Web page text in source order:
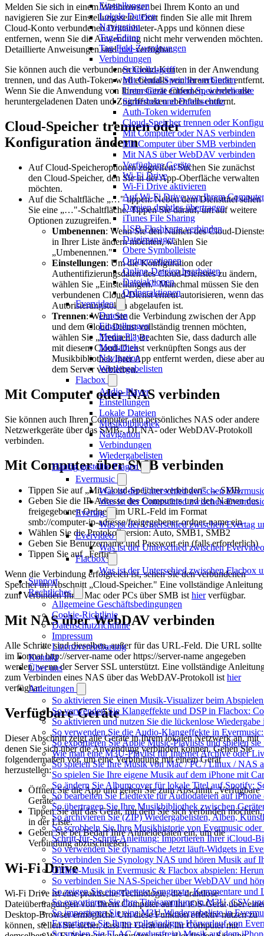
Einstellungen
Lokale Dateien
Navigation
Tag-Editor
Tag-Feld-Zuordnungen
Verbindungen
Schnellzugriff
Mit Cloud-Speicher verbinden
Unterstützte Cloud-Speicherdienste
Sicherheit und Datenschutz
Auth-Token widerrufen
Cloud-Speicher trennen oder
Mit Computer oder NAS verbinden
Mit Computer über SMB verbinden
Mit NAS über WebDAV verbinden
Verfügbare Geräte
Wi-Fi Drive
Wi-Fi Drive aktivieren
Auf Wi-Fi Drive von Ihrem
Dateien drahtlos übertragen
iTunes File Sharing
USB-Flashkarte verbinden
Dateimanager
Obere Symbolleiste
Ordneroptionen
Online-Dateien bearbeiten
Dateiaktionen
Ordneraktionen
Evervideo
Dateien
Einstellungen
Media Player
Mediathek
Navigation
Wiedergabelisten
Flacbox
Audio-Player
Einstellungen
Lokale Dateien
Musikbibliothek
Navigation
Verbindungen
Wiedergabelisten
Häufig gestellte Fragen
Evermusic
Was ist der Unterschied zwischen
Was ist der Unterschied zwischen
Evertag
Was ist der Unterschied zwischen Evertag
Evervideo
Was ist der Unterschied zwischen
Flacbox
Was ist der Unterschied zwischen Flacbox
Support
Rechtliches
Allgemeine Geschäftsbedingungen
Cookie-Richtlinie
Datenschutzrichtlinie
Impressum
Lizenzvereinbarung
Kontakt
Über uns
Anleitungen
So aktivieren Sie einen Musik-Visualizer beim
So verwenden Sie Klangeffekte und DSP in Flacbox:
So aktivieren und nutzen Sie die lückenlose
So verwenden Sie die Audio-Klangeffekte in
So exportieren Sie Apple Music-Playlists und spielen
Wie man eine M3U-Playlist für Internet Archive oder
So spielen Sie Ihre Musik von Mac / PC / Linux / NAS
So spielen Sie Ihre eigene Musik auf dem iPhone mit
So ändern Sie Albumcover für lokale Titel auf Spotify:
So bearbeiten Sie Liedtexte für Audiodateien auf
So übertragen Sie Ihre Musikbibliothek zwischen
So archivieren Sie (ZIP) Wiedergabelisten, Alben,
So scrobbeln Sie Ihre Musikhistorie von Evermusic
Schritt-für-Schritt-Anleitung: Importieren Ihrer iCloud-
So verwenden Sie dynamische Jetzt läuft-Widgets in
So verbinden Sie Synology NAS und hören Musik auf
Offline-Musik in Evermusic & Flacbox abspielen:
So verbinden Sie NAS-Speicher über WebDAV und
So zeigen Sie eingebettete Songtexte, Kommentare
So exportieren Sie Ihre Titelsammlung in M3U, CSV
So importieren Sie eine M3U-Wiedergabeliste in
Exportieren Sie Ihren vollständigen Hörverlauf von
So spielen Sie FLAC (verlustfreie) Musik auf dem
Melden Sie sich in einem Webbrowser bei Ihrem Konto an und
navigieren Sie zur Einstellungsseite. Dort finden Sie alle mit Ihrem
Cloud-Konto verbundenen Drittanbieter-Apps und können diese
entfernen, wenn Sie die Anwendung nicht mehr verwenden möchten.
Detaillierte Anweisungen sindhierverfügbar.
Sie können auch die verbundenen Cloud-Konten in der Anwendung
trennen, und das Auth-Token wird ebenfalls von Ihrem Gerät entfernt.
Wenn Sie die Anwendung von Ihrem Gerät entfernen, werden alle
heruntergeladenen Daten und Zugriffstoken ebenfalls entfernt.
Cloud-Speicher trennen oder
Konfiguration ändern
Auf Cloud-Speicheroptionen zugreifen: Suchen Sie zunächst
den Cloud-Speicher, den Sie in der App-Oberfläche verwalten
möchten.
Auf die Schaltfläche „…" tippen: Neben dem Diensttitel sehen
Sie eine „…"-Schaltfläche. Tippen Sie darauf, um auf weitere
Optionen zuzugreifen.
Umbenennen: Wenn Sie den Namen des Cloud-
in Ihrer Liste ändern möchten, wählen Sie
„Umbenennen."
Einstellungen: Um die Konfiguration oder
Authentifizierungsdaten des Cloud-Dienstes zu ändern,
wählen Sie „Einstellungen." Manchmal müssen Sie den
verbundenen Cloud-Dienst erneut autorisieren, wenn das
Autorisierungstoken abgelaufen ist.
Trennen: Wenn Sie die Verbindung zwischen der App
und dem Cloud-Dienst vollständig trennen möchten,
wählen Sie „Trennen." Beachten Sie, dass dadurch alle
mit diesem Cloud-Dienst verknüpften Songs aus der
Musikbibliothek Ihrer App entfernt werden, diese aber
dem Server verbleiben.
Mit Computer oder NAS verbinden
Sie können auch Ihren Computer, ein persönliches NAS oder andere
Netzwerkgeräte über das SMB-, DLNA- oder WebDAV-Protokoll
verbinden.
Mit Computer über SMB verbinden
Tippen Sie auf „Mit Cloud-Speicher verbinden" → SMB.
Geben Sie die IP-Adresse des Computers und den Namen des
freigegebenen Ordners im URL-Feld im Format
smb://computer-ip-adresse/freigegebener-ordner-name ein
Wählen Sie die Protokollversion: Auto, SMB1, SMB2
Geben Sie Benutzername und Passwort ein (falls erforderlich)
Tippen Sie auf „Fertig."
Wenn die Verbindung erfolgreich ist, sehen Sie den verbundenen
Speicher im Abschnitt „Cloud-Speicher." Eine vollständige Anleitung
zum Verbinden Ihres Mac oder PCs über SMB ist hierverfügbar.
Mit NAS über WebDAV verbinden
Alle Schritte sind dieselben, außer für das URL-Feld. Die URL sollte
im Format http://server-name oder https://server-name angegeben
werden, wenn der Server SSL unterstützt. Eine vollständige
zum Verbinden eines NAS über das WebDAV-Protokoll ist hier
verfügbar.
Verfügbare Geräte
Dieser Abschnitt zeigt alle Geräte in Ihrem lokalen Netzwerk an, mit
denen Sie sich über die Anwendung verbinden können. Gehen Sie
folgendermaßen vor, um eine Verbindung mit einem Gerät
herzustellen:
Öffnen Sie die App und gehen Sie zum Abschnitt „Verfügbare
Geräte."
Tippen Sie auf das Gerät, mit dem Sie sich verbinden möchten,
in der Liste.
Geben Sie bei Bedarf Ihre Anmeldedaten ein, um die
Verbindung abzuschließen.
Wi-Fi Drive
Wi-Fi Drive ist eine praktische Technologie, die drahtlose
Dateiübertragungen von Ihrem Computer auf Ihr iOS-Gerät über
Desktop-Browser ermöglicht. Um diese Funktion effektiv nutzen zu
können, stellen Sie sicher, dass Ihr Gerät und Ihr Computer mit